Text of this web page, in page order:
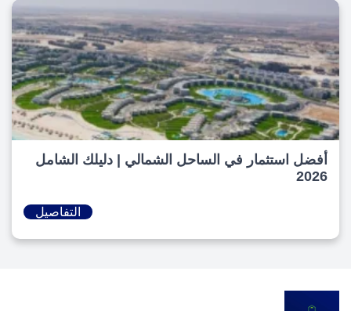
أفضل استثمار في الساحل الشمالي | دليلك الشامل
2026
التفاصيل